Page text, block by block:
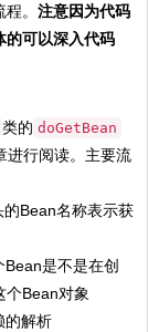
程。注意因为代码
的可以深入代码
类的 doGetBean
进行阅读。主要流
的Bean名称表示获
是不是在创
个Bean对象
的解析